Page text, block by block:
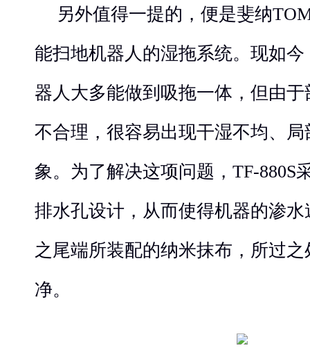
另外值得一提的，便是斐纳
能扫地机器人的湿拖系统。现如
器人大多能做到吸拖一体，但由
不合理，很容易出现干湿不均、
象。为了解决这项问题，TF-880S
排水孔设计，从而使得机器的渗
之尾端所装配的纳米抹布，所过
净。